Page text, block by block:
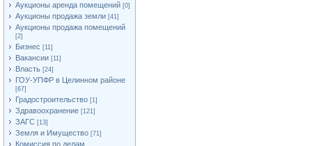
Аукционы аренда помещений [0]
Аукционы продажа земли [41]
Аукционы продажа помещений
[2]
Бизнес [11]
Вакансии [11]
Власть [24]
ГОУ-УПФР в Целинном районе
[67]
Градостроительство [1]
Здравоохранение [121]
ЗАГС [13]
Земля и Имущество [71]
Комиссия по делам